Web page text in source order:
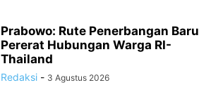
Prabowo: Rute Penerbangan Baru
Pererat Hubungan Warga RI-
Thailand
Redaksi - 3 Agustus 2026